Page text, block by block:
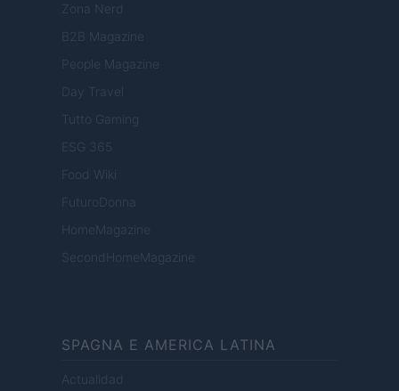
Zona Nerd
B2B Magazine
People Magazine
Day Travel
Tutto Gaming
ESG 365
Food Wiki
FuturoDonna
HomeMagazine
SecondHomeMagazine
SPAGNA E AMERICA LATINA
Actualidad